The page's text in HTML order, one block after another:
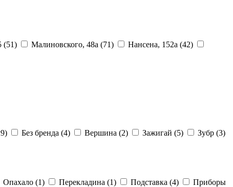
(51) Малиновского, 48а (71) Нансена, 152а (42)
Без бренда (4) Вершина (2) Зажигай (5) Зубр (3)
Опахало (1) Перекладина (1) Подставка (4)
Приборы